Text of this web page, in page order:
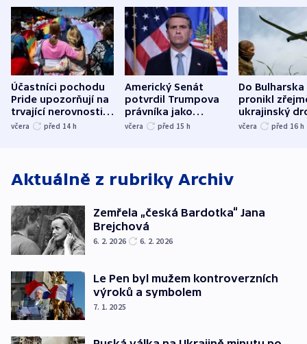
Účastníci pochodu
Pride upozorňují na
trvající nerovnosti i
společenskou
včera před 14 h
Americký Senát
potvrdil Trumpova
právníka jako
ministra
včera před 15 h
Do Bulharska
pronikl
ukrajinský
explodoval
včera před 16 h
Aktuálně z rubriky Archiv
Zemřela „česká Bardotka“ Jana
Brejchová
6. 2. 2026 6. 2. 2026
Le Pen byl mužem kontroverzních
výroků a symbolem
7. 1. 2025